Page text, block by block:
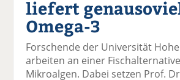
liefert
Omega-3
Forschende der Universität
arbeiten an einer
Mikroalgen. Dabei setzen Prof.